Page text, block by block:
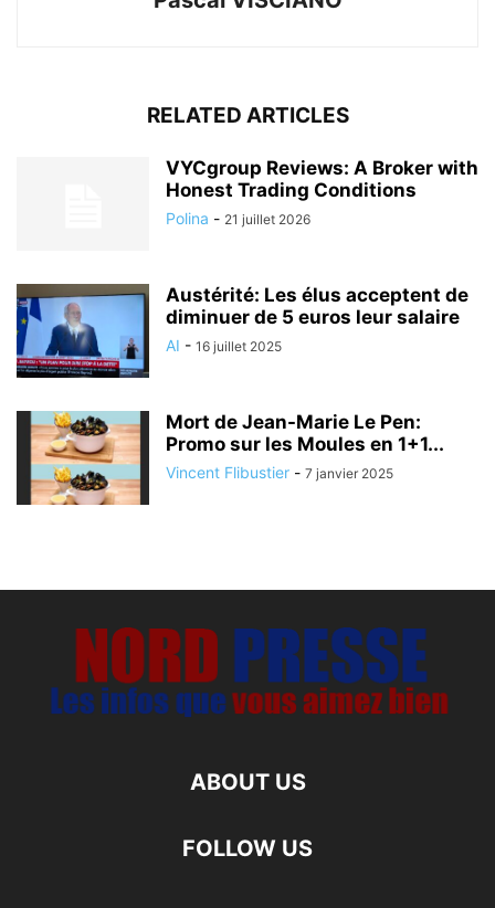
RELATED ARTICLES
VYCgroup Reviews: A Broker with
Honest Trading Conditions
Polina - 21 juillet 2026
Austérité: Les élus acceptent de
diminuer de 5 euros leur salaire
AI - 16 juillet 2025
Mort de Jean-Marie Le Pen:
Promo sur les Moules en 1+1...
Vincent Flibustier - 7 janvier 2025
ABOUT US
FOLLOW US